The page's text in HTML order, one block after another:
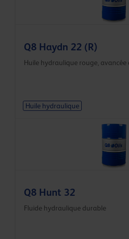
Q8 Haydn 22 (R)
Huile hydraulique rouge, avancée
Huile hydraulique
Q8 Hunt 32
Fluide hydraulique durable